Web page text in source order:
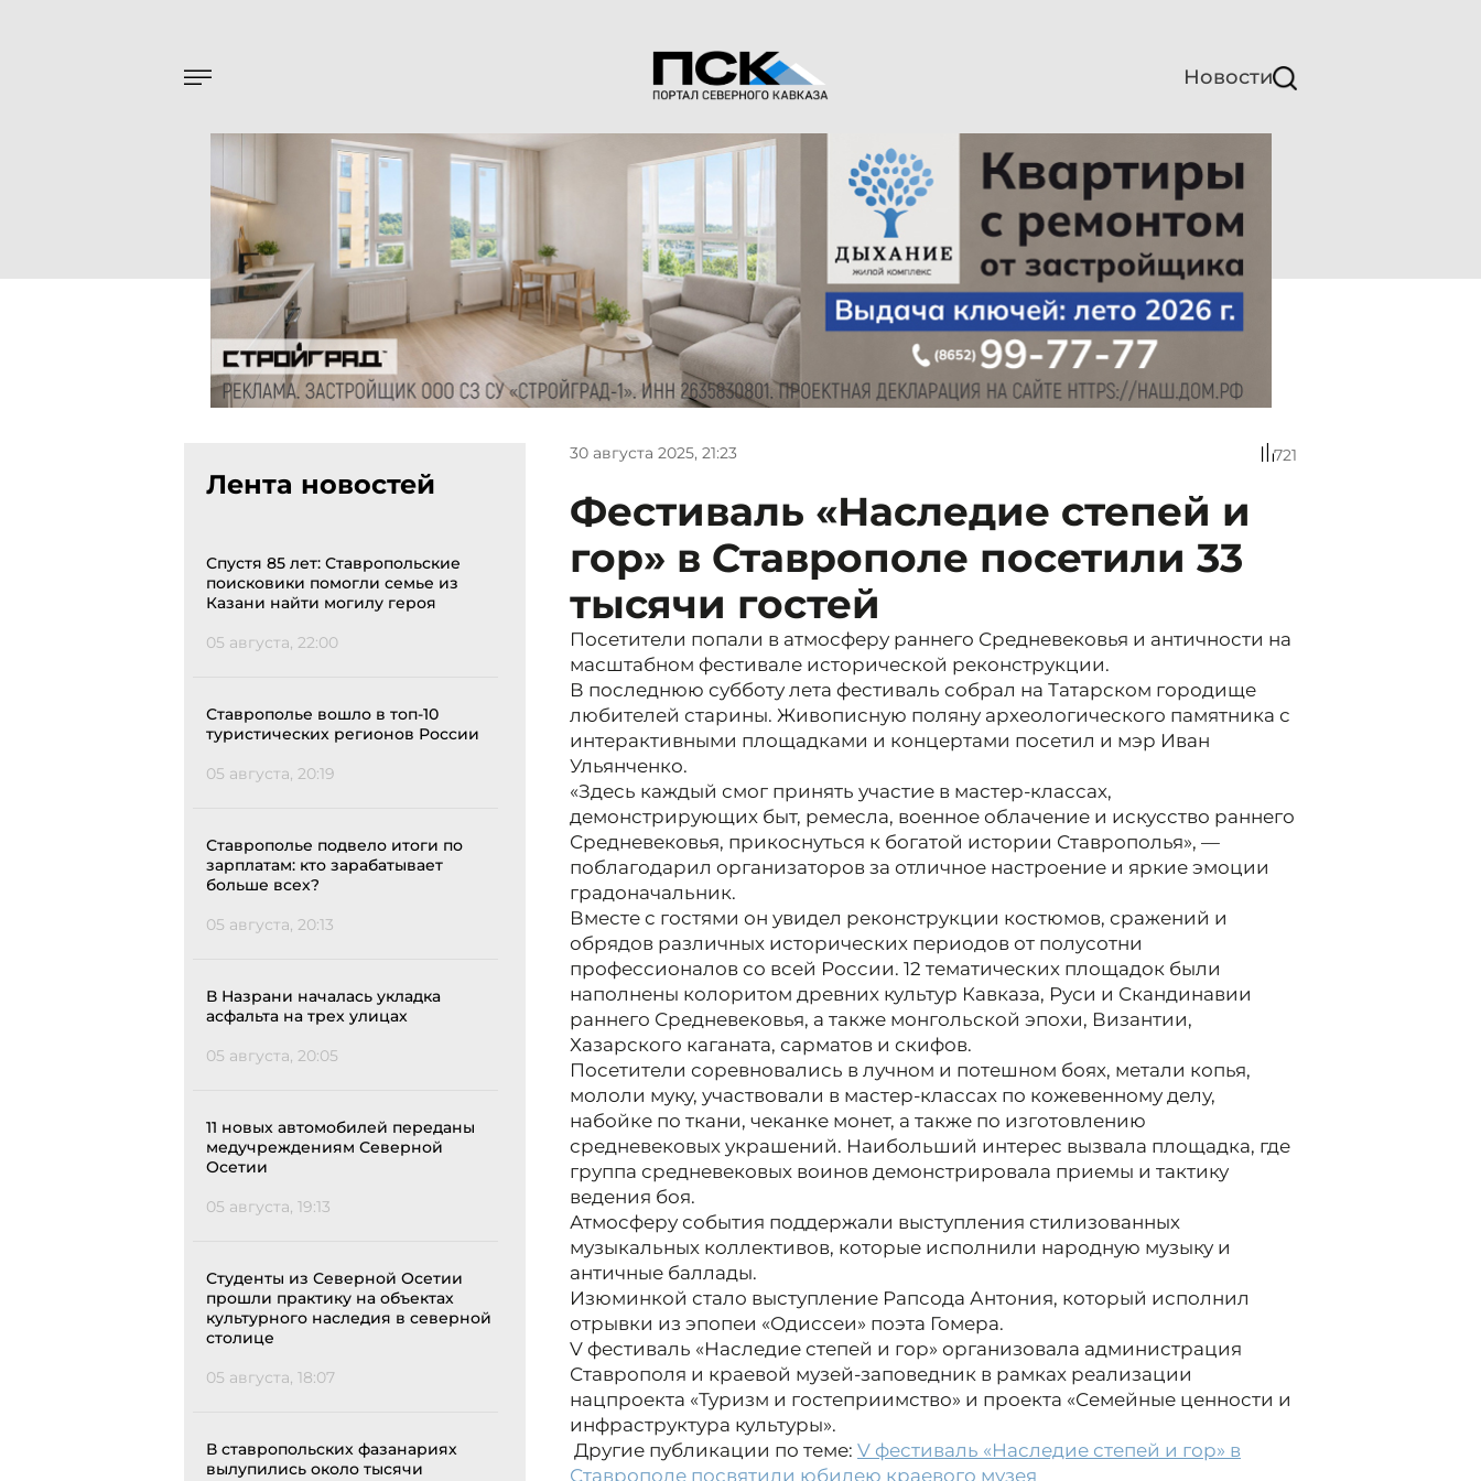
Новости
Лента новостей
Спустя 85 лет: Ставропольские
поисковики помогли семье из
Казани найти могилу героя
05 августа, 22:00
Ставрополье вошло в топ-10
туристических регионов России
05 августа, 20:19
Ставрополье подвело итоги по
зарплатам: кто зарабатывает
больше всех?
05 августа, 20:13
В Назрани началась укладка
асфальта на трех улицах
05 августа, 20:05
11 новых автомобилей переданы
медучреждениям Северной
Осетии
05 августа, 19:13
Студенты из Северной Осетии
прошли практику на объектах
культурного наследия в северной
столице
05 августа, 18:07
В ставропольских фазанариях
вылупились около тысячи
30 августа 2025, 21:23 721
Фестиваль «Наследие степей и
гор» в Ставрополе посетили 33
тысячи гостей
Посетители попали в атмосферу раннего Средневековья и античности на
масштабном фестивале исторической реконструкции.
В последнюю субботу лета фестиваль собрал на Татарском городище
любителей старины. Живописную поляну археологического памятника с
интерактивными площадками и концертами посетил и мэр Иван
Ульянченко.
«Здесь каждый смог принять участие в мастер-классах,
демонстрирующих быт, ремесла, военное облачение и искусство раннего
Средневековья, прикоснуться к богатой истории Ставрополья», —
поблагодарил организаторов за отличное настроение и яркие эмоции
градоначальник.
Вместе с гостями он увидел реконструкции костюмов, сражений и
обрядов различных исторических периодов от полусотни
профессионалов со всей России. 12 тематических площадок были
наполнены колоритом древних культур Кавказа, Руси и Скандинавии
раннего Средневековья, а также монгольской эпохи, Византии,
Хазарского каганата, сарматов и скифов.
Посетители соревновались в лучном и потешном боях, метали копья,
мололи муку, участвовали в мастер-классах по кожевенному делу,
набойке по ткани, чеканке монет, а также по изготовлению
средневековых украшений. Наибольший интерес вызвала площадка, где
группа средневековых воинов демонстрировала приемы и тактику
ведения боя.
Атмосферу события поддержали выступления стилизованных
музыкальных коллективов, которые исполнили народную музыку и
античные баллады.
Изюминкой стало выступление Рапсода Антония, который исполнил
отрывки из эпопеи «Одиссеи» поэта Гомера.
V фестиваль «Наследие степей и гор» организовала администрация
Ставрополя и краевой музей-заповедник в рамках реализации
нацпроекта «Туризм и гостеприимство» и проекта «Семейные ценности и
инфраструктура культуры».
Другие публикации по теме: V фестиваль «Наследие степей и гор» в
Ставрополе посвятили юбилею краевого музея